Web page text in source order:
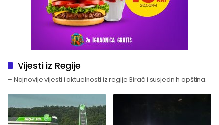
Vijesti iz Regije
– Najnovije vijesti i aktuelnosti iz regije Birač i susjednih opština.